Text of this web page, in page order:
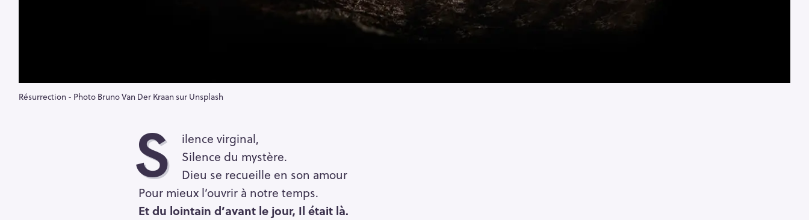
Résurrection - Photo Bruno Van Der Kraan sur Unsplash
S
ilence virginal,
Silence du mystère.
Dieu se recueille en son amour
Pour mieux l’ouvrir à notre temps.
Et du lointain d’avant le jour, Il était là.